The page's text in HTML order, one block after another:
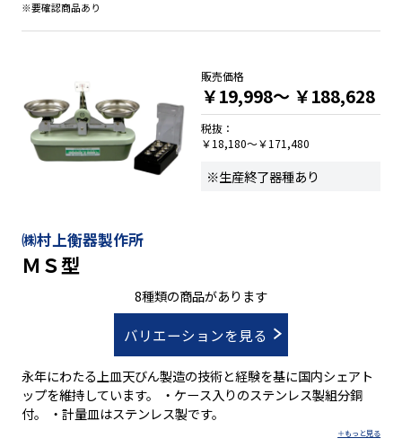
※要確認商品あり
㈱村上衡器製作所
ＭＳ型
8種類の商品があります
バリエーションを見る
永年にわたる上皿天びん製造の技術と経験を基に国内シェアト
ップを維持しています。 ・ケース入りのステンレス製組分銅
付。 ・計量皿はステンレス製です。
販売価格
￥19,998～ ￥188,628
税抜：
￥18,180～￥171,480
※生産終了器種あり